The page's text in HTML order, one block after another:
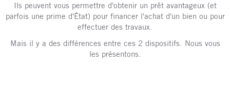
Ils peuvent vous permettre d'obtenir un prêt avantageux (et
parfois une prime d'État) pour financer l'achat d'un bien ou pour
effectuer des travaux.
Mais il y a des différences entre ces 2 dispositifs. Nous vous
les présentons.